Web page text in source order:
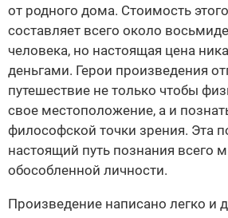
от родного дома. Стоимость
составляет всего около
человека, но настоящая цена
деньгами. Герои произведения
путешествие не только чтобы
свое местоположение, а и
философской точки зрения. Эта
настоящий путь познания всего
обособленной личности.
Произведение написано легко и